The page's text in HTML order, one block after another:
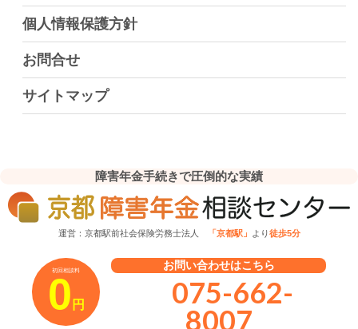
個人情報保護方針
お問合せ
サイトマップ
障害年金手続きで圧倒的な実績
運営：京都駅前社会保険労務士法人 「京都駅」 より徒歩5分
初回相談料
0 円
お問い合わせはこちら
075-662-
8007